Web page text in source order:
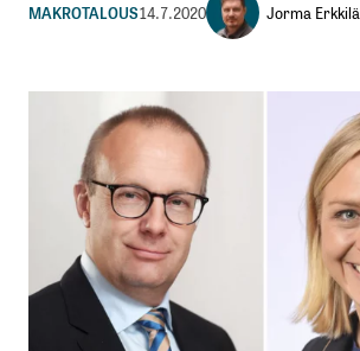
MAKROTALOUS14.7.2020 Jorma Erkkilä